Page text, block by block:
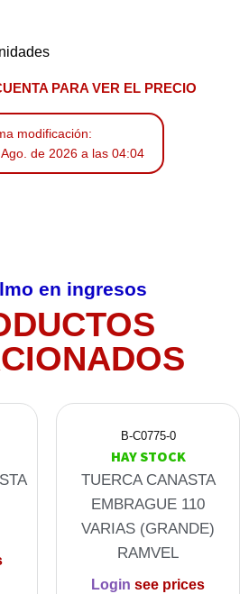
PARA VER EL PRECIO
modificación:
de 2026 a las 04:04
en ingresos
B-C0775-0
HAY STOCK
TUERCA CANASTA
EMBRAGUE 110
VARIAS (GRANDE)
RAMVEL
Login see prices